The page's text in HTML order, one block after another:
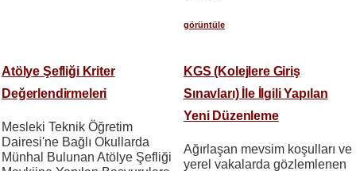
görüntüle
Atölye Şefliği Kriter
Değerlendirmeleri
Mesleki Teknik Öğretim
Dairesi'ne Bağlı Okullarda
Münhal Bulunan Atölye Şefliği
KGS (Kolejlere Giriş
Sınavları) İle İlgili Yapılan
Yeni Düzenleme
Ağırlaşan mevsim koşulları ve
yerel vakalarda gözlemlenen